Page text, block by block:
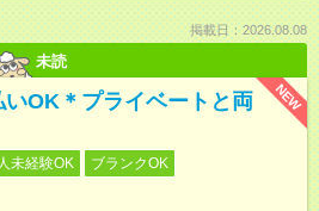
掲載日：2026.08.08
未読
NEW
いOK＊プライベートと両
未経験OK
ブランクOK